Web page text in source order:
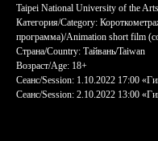
Taipei National University of the
Категория/Category:
программа)/Animation short film
Страна/Country: Тайвань/Taiwan
Возраст/Age: 18+
Сеанс/Session: 1.10.2022 17:00
Сеанс/Session: 2.10.2022 13:00